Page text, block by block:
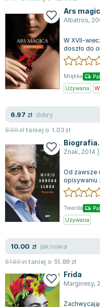
Ars
Albatros,
W XVII-
doszło do
które
Miękka
Używana
6.97 zł dobry
8.00złtaniej o 1.03zł
Znak, 2014
Od zawsze
opisywaniu
miałem
oznajm...
Twarda
Używana
10.00 zł jak nowa
61.89złtaniej o 51.89 zł
Frida
Marginesy,